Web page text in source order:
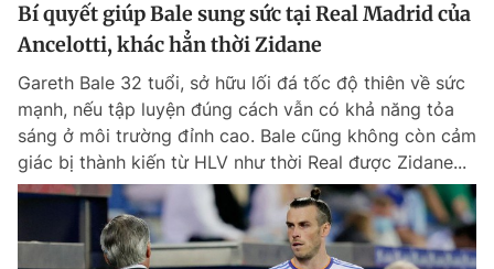
Bí quyết giúp Bale sung sức tại Real Madrid của
Ancelotti, khác hẳn thời Zidane
Gareth Bale 32 tuổi, sở hữu lối đá tốc độ thiên về sức
mạnh, nếu tập luyện đúng cách vẫn có khả năng tỏa
sáng ở môi trường đỉnh cao. Bale cũng không còn cảm
giác bị thành kiến từ HLV như thời Real được Zidane...